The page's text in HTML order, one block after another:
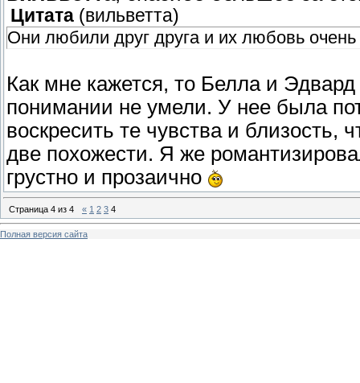
Цитата (вильветта)
Они любили друг друга и их любовь
Как мне кажется, то Белла и
понимании не умели. У нее была
воскресить те чувства и близость,
две похожести. Я же
грустно и прозаично
Страница 4 из 4 « 1 2 3 4
Полная версия сайта